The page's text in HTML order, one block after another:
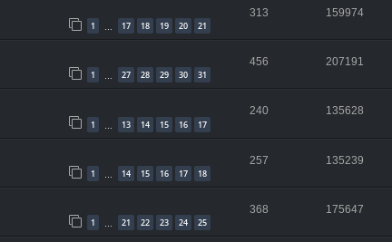
1 … 17 18 19 20 21
313 159974
1 … 27 28 29 30 31
456 207191
1 13 14 15 16 17
240 135628
1 14 15 16 17 18
257 135239
1 21 22 23 24 25
368 175647